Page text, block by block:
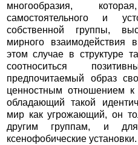
многообразия,
самостоятельного и
собственной группы,
мирного
этом случае в структуре
соотноситься
предпочитаемый образ
ценностным отношением к
обладающий такой
мир как угрожающий, он
другим группам, и
ксенофобические установки.